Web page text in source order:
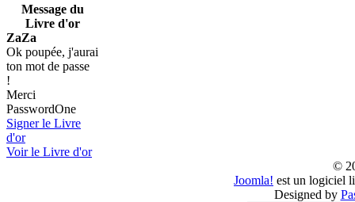
Message du
Livre d'or
ZaZa
Ok poupée, j'aurai
ton mot de passe
!
Merci
PasswordOne
Signer le Livre
d'or
Voir le Livre d'or
©
Joomla! est un logiciel
Designed by